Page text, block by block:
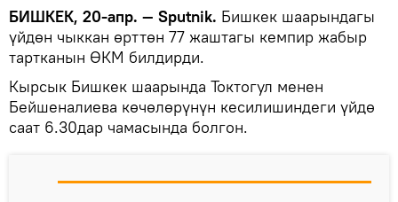
БИШКЕК, 20-апр. — Sputnik. Бишкек шаарындагы
үйдөн чыккан өрттөн 77 жаштагы кемпир жабыр
тартканын ӨКМ билдирди.
Кырсык Бишкек шаарында Токтогул менен
Бейшеналиева көчөлөрүнүн кесилишиндеги үйдө
саат 6.30дар чамасында болгон.